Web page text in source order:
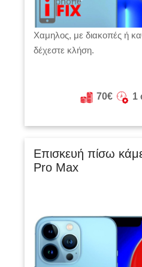
Χαμηλος, με διακοπές ή
δέχεστε κλήση.
70€ 1
Επισκευή πίσω
Pro Max